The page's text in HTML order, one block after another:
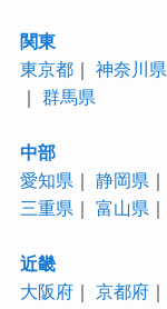
関東
東京都｜ 神奈川県
｜ 群馬県
中部
愛知県 ｜ 静岡県 ｜
三重県 ｜ 富山県 ｜
近畿
大阪府｜ 京都府｜